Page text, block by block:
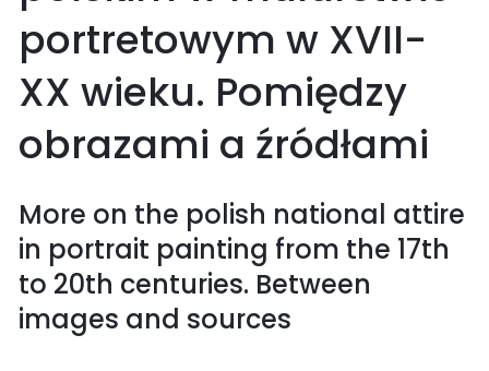
portretowym w XVII-
XX wieku. Pomiędzy
obrazami a źródłami
More on the polish national attire
in portrait painting from the 17th
to 20th centuries. Between
images and sources